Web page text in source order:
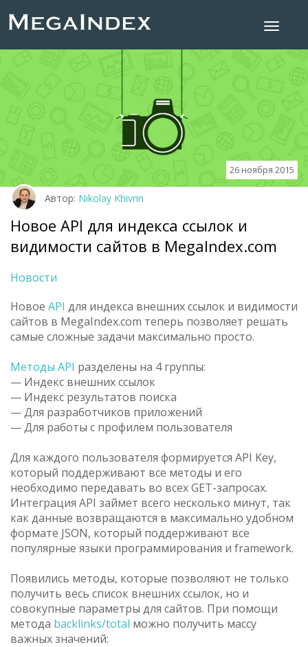
26 ноября 2015
Автор: Nikolay Khivrin
Новое API для индекса ссылок и
видимости сайтов в MegaIndex.com
Новости
Новое API для индекса внешних ссылок и видимости
сайтов в MegaIndex.com теперь позволяет решать
самые сложные задачи максимально просто.
Методы API разделены на 4 группы:
— Индекс внешних ссылок
— Индекс результатов поиска
— Для разработчиков приложений
— Для работы с профилем пользователя
Для каждого пользователя формируется API Key,
который поддерживают все методы и его
необходимо передавать во всех GET-запросах.
Интеграция API займет всего несколько минут, так
как данные возвращаются в максимально удобном
формате JSON, который поддерживают все
популярные языки программирования и framework.
Появились методы, которые позволяют не только
получить весь список внешних ссылок, но и
совокупные параметры для сайтов. При помощи
метода backlinks/total можно получить массу
важных значений: